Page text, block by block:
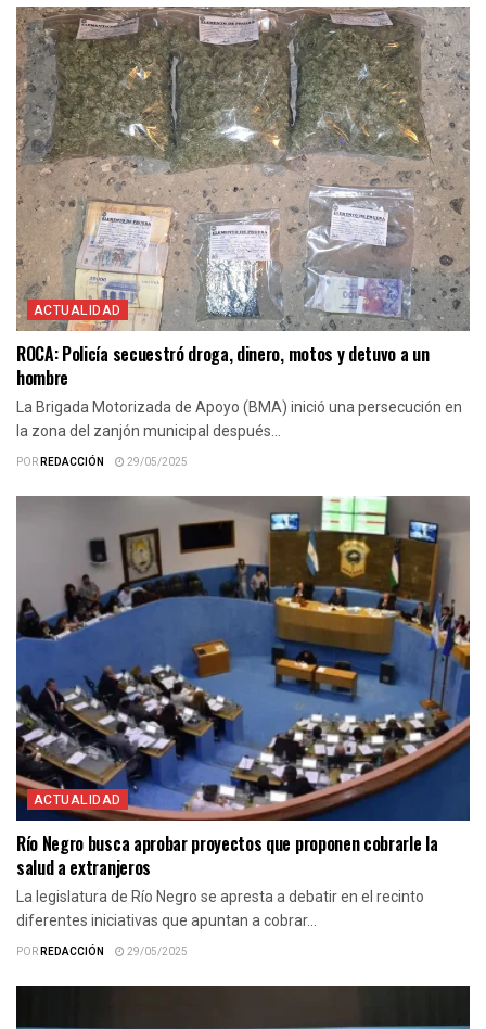
ACTUALIDAD
ROCA: Policía secuestró droga, dinero, motos y detuvo a un
hombre
La Brigada Motorizada de Apoyo (BMA) inició una persecución en
la zona del zanjón municipal después...
PORREDACCIÓN 29/05/2025
ACTUALIDAD
Río Negro busca aprobar proyectos que proponen cobrarle la
salud a extranjeros
La legislatura de Río Negro se apresta a debatir en el recinto
diferentes iniciativas que apuntan a cobrar...
PORREDACCIÓN 29/05/2025